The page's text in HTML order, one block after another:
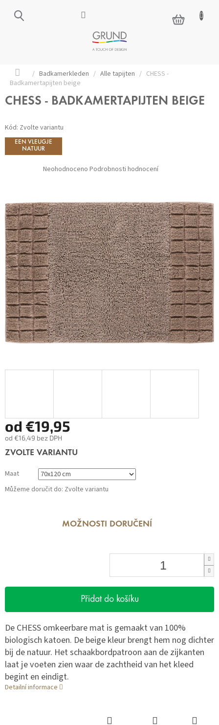
NÁKUPNÍ
KOŠÍK
Domů
/ Badkamerkleden / Alle tapijten / CHESS -
Badkamertapijten beige
CHESS - BADKAMERTAPIJTEN BEIGE
Kód: Zvolte variantu
EEN VLEUGJE
NATUUR
Průměrné
hodnocení
hvězdiček.
Neohodnoceno Podrobnosti hodnocení
od €19,95
od €16,49 bez DPH
Měrná
ZVOLTE VARIANTU
Maat
Můžeme doručit do: Zvolte variantu
MOŽNOSTI DORUČENÍ
Přidat do košíku
De CHESS omkeerbare mat is gemaakt van 100%
biologisch katoen. De beige kleur brengt hem nog dichter
bij de natuur. Het schaakbordpatroon aan de zijkanten
laat je voeten zien waar de zachtheid van het kleed
begint en eindigt.
Detailní informace